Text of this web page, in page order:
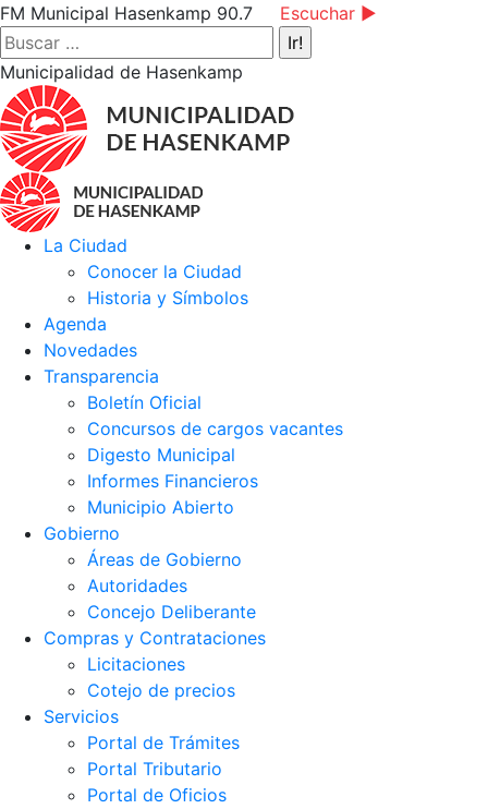
Saltar
al
contenido
Facebook
page
opens
new
window
Instagram
page
opens
new
window
YouTube
page
opens
new
window
FM Municipal Hasenkamp 90.7
Escuchar ►
Buscar:
Municipalidad de Hasenkamp
La Ciudad
Conocer la Ciudad
Historia y Símbolos
Agenda
Novedades
Transparencia
Boletín Oficial
Concursos de cargos vacantes
Digesto Municipal
Informes Financieros
Municipio Abierto
Gobierno
Áreas de Gobierno
Autoridades
Concejo Deliberante
Compras y Contrataciones
Licitaciones
Cotejo de precios
Servicios
Portal de Trámites
Portal Tributario
Portal de Oficios